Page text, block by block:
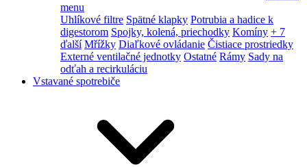
menu
Uhlíkové filtre Spätné klapky Potrubia a hadice k
digestorom Spojky, kolená, priechodky Komíny + 7
ďalší Mřížky Diaľkové ovládanie Čistiace prostriedky
Externé ventilačné jednotky Ostatné Rámy Sady na
odťah a recirkuláciu
Vstavané spotrebiče